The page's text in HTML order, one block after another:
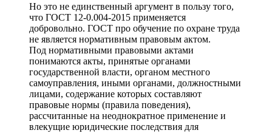
Но это не единственный аргумент в пользу того,
что ГОСТ 12-0.004-2015 применяется
добровольно. ГОСТ про обучение по охране труда
не является нормативным правовым актом.
Под нормативными правовыми актами
понимаются акты, принятые органами
государственной власти, органом местного
самоуправления, иными органами, должностными
лицами, содержание которых составляют
правовые нормы (правила поведения),
рассчитанные на неоднократное применение и
влекущие юридические последствия для